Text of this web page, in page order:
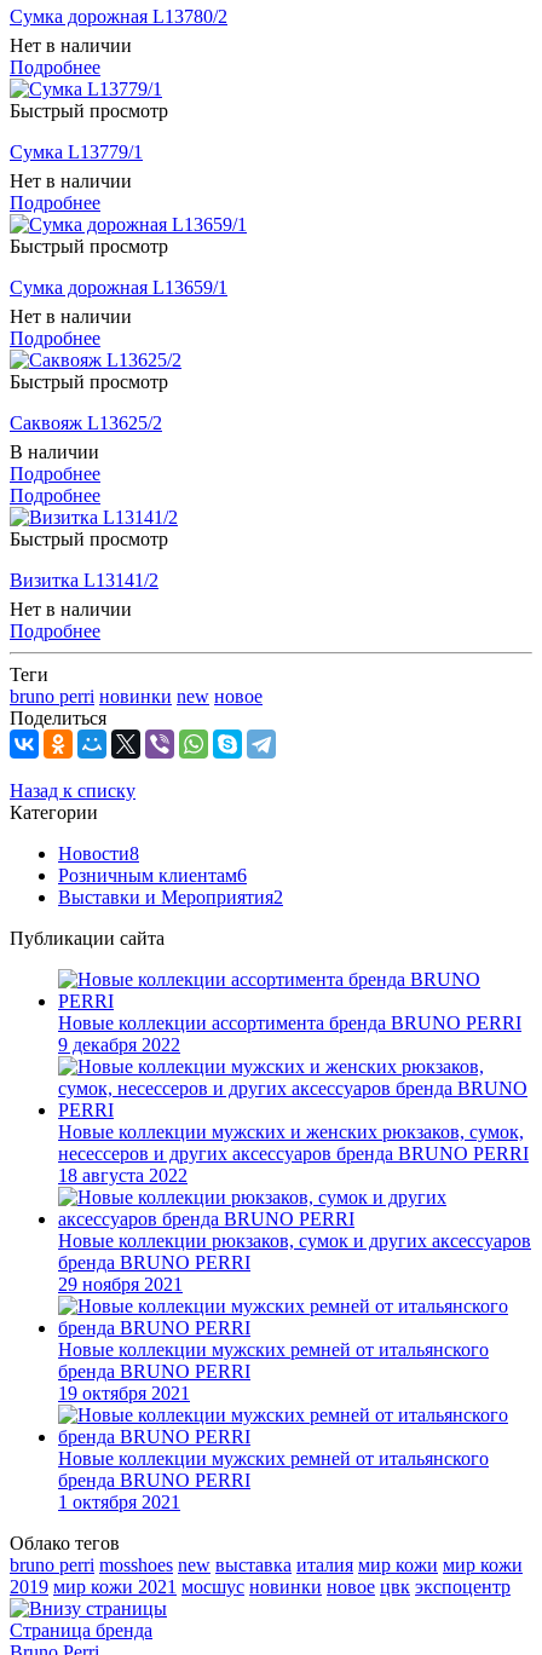
Сумка дорожная L13780/2
Нет в наличии
Подробнее
Быстрый просмотр
Сумка L13779/1
Нет в наличии
Подробнее
Быстрый просмотр
Сумка дорожная L13659/1
Нет в наличии
Подробнее
Быстрый просмотр
Саквояж L13625/2
В наличии
Подробнее
Подробнее
Быстрый просмотр
Визитка L13141/2
Нет в наличии
Подробнее
Теги
bruno perri новинки new новое
Поделиться
Назад к списку
Категории
Новости8
Розничным клиентам6
Выставки и Мероприятия2
Публикации сайта
Новые коллекции ассортимента бренда BRUNO PERRI
9 декабря 2022
Новые коллекции мужских и женских рюкзаков, сумок,
несессеров и других аксессуаров бренда BRUNO PERRI
18 августа 2022
Новые коллекции рюкзаков, сумок и других аксессуаров
бренда BRUNO PERRI
29 ноября 2021
Новые коллекции мужских ремней от итальянского
бренда BRUNO PERRI
19 октября 2021
Новые коллекции мужских ремней от итальянского
бренда BRUNO PERRI
1 октября 2021
Облако тегов
bruno perri mosshoes new выставка италия мир кожи мир кожи
2019 мир кожи 2021 мосшус новинки новое цвк экспоцентр
Страница бренда